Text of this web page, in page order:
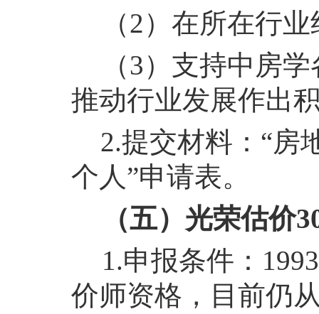
（2）在所在行
（3）支持中房
推动行业发展作出
2.提交材料：“房
个人”申请表。
（五）光荣估价
1.申报条件：
价师资格，目前仍